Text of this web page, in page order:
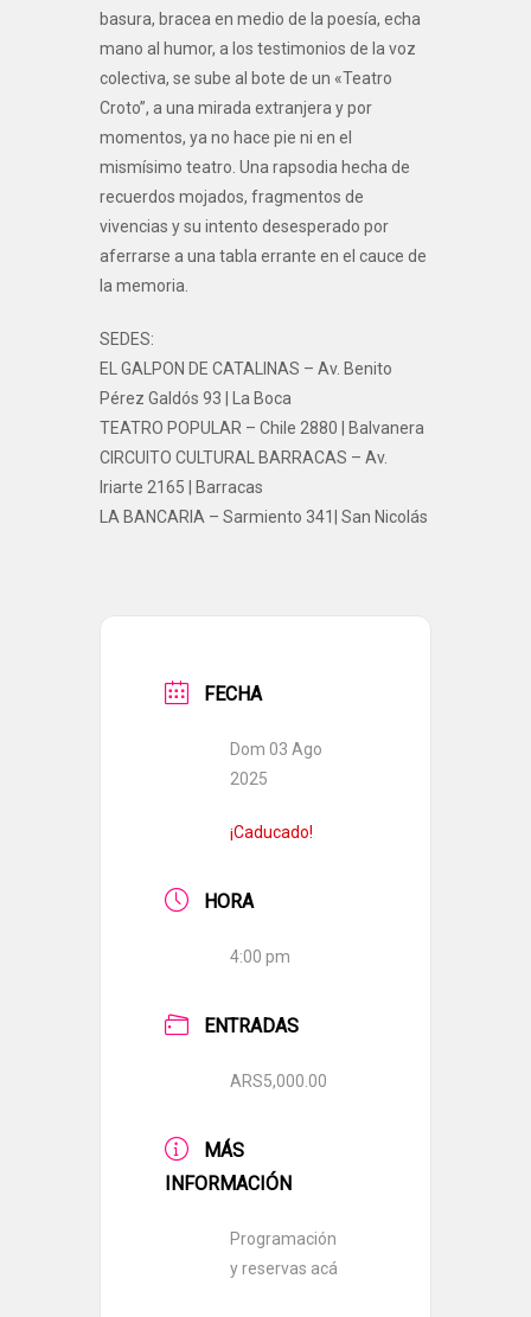
basura, bracea en medio de la poesía, echa
mano al humor, a los testimonios de la voz
colectiva, se sube al bote de un «Teatro
Croto”, a una mirada extranjera y por
momentos, ya no hace pie ni en el
mismísimo teatro. Una rapsodia hecha de
recuerdos mojados, fragmentos de
vivencias y su intento desesperado por
aferrarse a una tabla errante en el cauce de
la memoria.
SEDES:
EL GALPON DE CATALINAS – Av. Benito
Pérez Galdós 93 | La Boca
TEATRO POPULAR – Chile 2880 | Balvanera
CIRCUITO CULTURAL BARRACAS – Av.
Iriarte 2165 | Barracas
LA BANCARIA – Sarmiento 341| San Nicolás
FECHA
Dom 03 Ago
2025
¡Caducado!
HORA
4:00 pm
ENTRADAS
ARS5,000.00
MÁS
INFORMACIÓN
Programación
y reservas acá